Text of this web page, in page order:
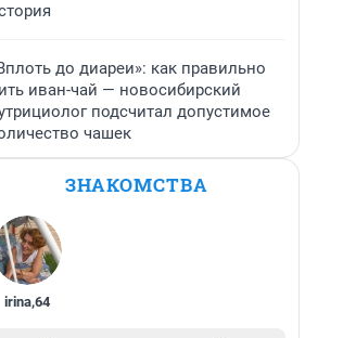
до диареи»: как правильно
иван-чай — новосибирский
подсчитал допустимое
чашек
ЗНАКОМСТВА
irina,64